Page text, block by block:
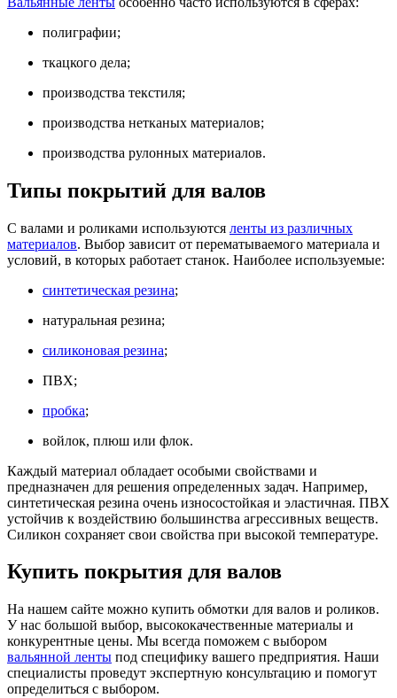
полиграфии;
ткацкого дела;
производства текстиля;
производства нетканых материалов;
производства рулонных материалов.
Типы покрытий для валов
С валами и роликами используются ленты из различных
материалов. Выбор зависит от перематываемого материала и
условий, в которых работает станок. Наиболее используемые:
синтетическая резина;
натуральная резина;
силиконовая резина;
ПВХ;
пробка;
войлок, плюш или флок.
Каждый материал обладает особыми свойствами и
предназначен для решения определенных задач. Например,
синтетическая резина очень износостойкая и эластичная. ПВХ
устойчив к воздействию большинства агрессивных веществ.
Силикон сохраняет свои свойства при высокой температуре.
Купить покрытия для валов
На нашем сайте можно купить обмотки для валов и роликов.
У нас большой выбор, высококачественные материалы и
конкурентные цены. Мы всегда поможем с выбором
вальянной ленты под специфику вашего предприятия. Наши
специалисты проведут экспертную консультацию и помогут
определиться с выбором.